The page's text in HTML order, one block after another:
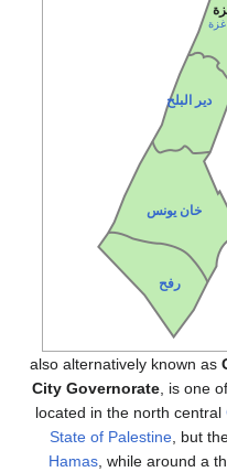
غزة
دير البلح
خان يونس
رفح
City Governorate, is one
located in the north central
State of Palestine, but
Hamas, while around a